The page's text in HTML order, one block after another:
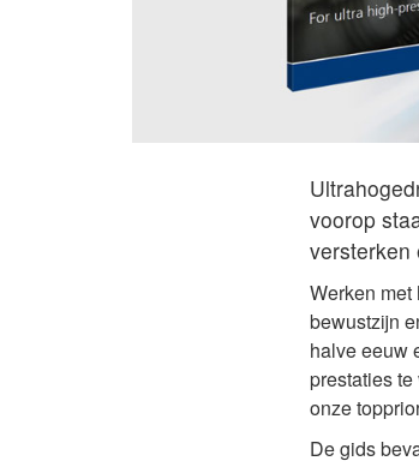
voorop
versterken
Werken
bewustzijn
halve eeuw
prestaties
onze
De gids